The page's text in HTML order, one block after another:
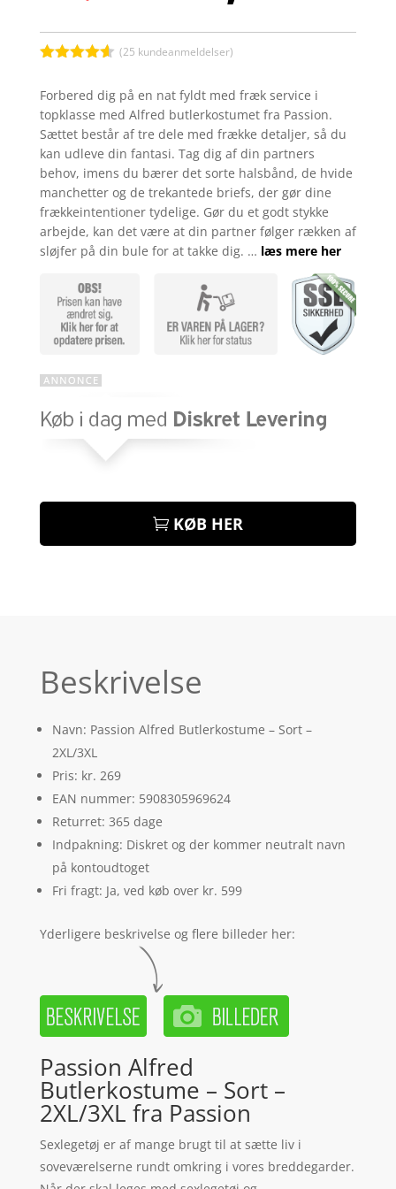
pris
var:
kr. 269,00.
pris
er:
ud af 5
baseret
på
kundebedø
mmelser
(25 kundeanmeldelser)
Forbered dig på en nat fyldt med fræk service i
topklasse med Alfred butlerkostumet fra Passion.
Sættet består af tre dele med frække detaljer, så du
kan udleve din fantasi. Tag dig af din partners
behov, imens du bærer det sorte halsbånd, de hvide
manchetter og de trekantede briefs, der gør dine
frækkeintentioner tydelige. Gør du et godt stykke
arbejde, kan det være at din partner følger rækken af
sløjfer på din bule for at takke dig. … læs mere her
KØB HER
Beskrivelse
Navn: Passion Alfred Butlerkostume – Sort –
2XL/3XL
Pris: kr. 269
EAN nummer: 5908305969624
Returret: 365 dage
Indpakning: Diskret og der kommer neutralt navn
på kontoudtoget
Fri fragt: Ja, ved køb over kr. 599
Yderligere beskrivelse og flere billeder her:
Passion Alfred
Butlerkostume – Sort –
2XL/3XL fra Passion
Sexlegetøj er af mange brugt til at sætte liv i
soveværelserne rundt omkring i vores breddegarder.